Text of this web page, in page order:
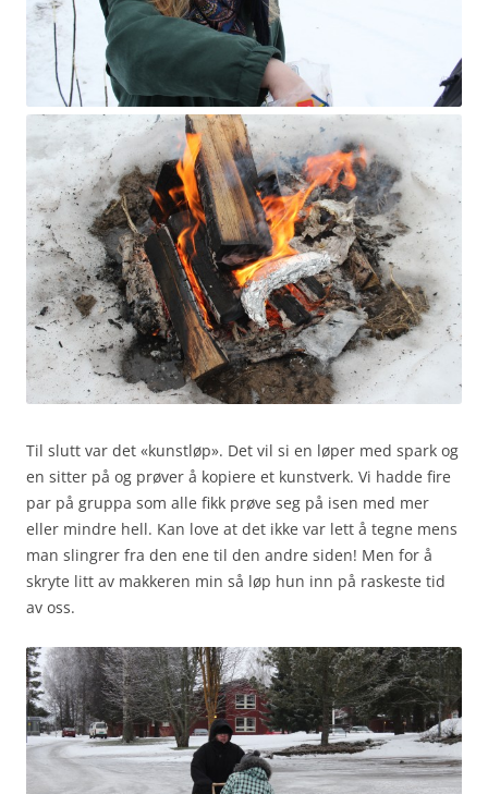
Til slutt var det «kunstløp». Det vil si en løper med spark og
en sitter på og prøver å kopiere et kunstverk. Vi hadde fire
par på gruppa som alle fikk prøve seg på isen med mer
eller mindre hell. Kan love at det ikke var lett å tegne mens
man slingrer fra den ene til den andre siden! Men for å
skryte litt av makkeren min så løp hun inn på raskeste tid
av oss.